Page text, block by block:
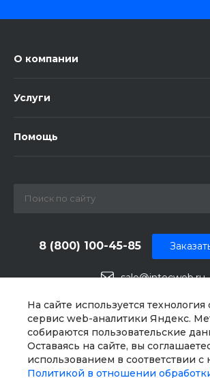
На сайте используется технология
сервис web-аналитики Яндекс.
собираются пользовательские
Оставаясь на сайте, вы
использованием в соответствии с
Политикой в отношении
О компании
Услуги
Помощь
8 (800) 100-45-85
sale@intecweb.ru
г. Москва, ул.